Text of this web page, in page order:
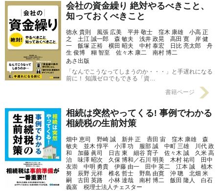
会社の資金繰り 絶対やるべきこと、
知っておくべきこと
徳永 貴則 風張 広美 平井 敬士 窪木 康雄 小高 正
之 土江 誠一郎 森 敏夫 浅井 政晃 高田 寛 岸 健
一 飯塚 正裕 横田 昭夫 中村 泰宏 日比 亮太郎 舟
生 俊博 糊 智至 佐々木 康二 南村 博二
あさ出版
「なんでこうなってしまうのか・・・」と手遅れになる
前に！ 知識ゼロでもできる「資…
書籍ページ
相続は突然やってくる! 事例でわかる
相続税の生前対策
畑中 恵司 野崎 誠 新井 正 𠮷田 宙 窪木 康雄 森
敏夫 並木 惇平 小澤 功 服部 誠 中町 三雄 川代 政
和 加藤 眞司 日吉 東 細谷 育子 佐々木 誠 久米 高
治 味澤 昭次 久保 博和／石川 明美 木村 祐司 田中
友崇 中明 勇貴 伊藤 由一 田中 英二 江本 誠 植木
努 辰野 元祥 椎名 哲士 野島 由寛 沖 聰 北畑 米
嗣 古田 英路 小林 達哉 南村 博二 飯田 隆人 白石
義富 税理士法人チェスター